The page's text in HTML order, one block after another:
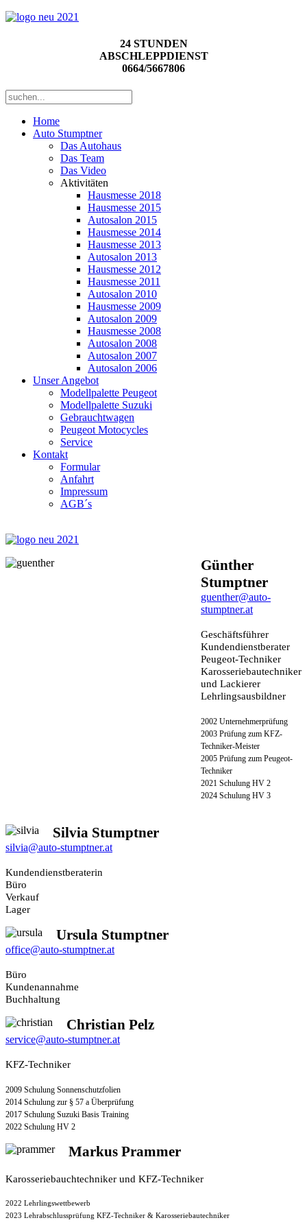
24 STUNDEN
ABSCHLEPPDIENST
0664/5667806
Home
Auto Stumptner
Das Autohaus
Das Team
Das Video
Aktivitäten
Hausmesse 2018
Hausmesse 2015
Autosalon 2015
Hausmesse 2014
Hausmesse 2013
Autosalon 2013
Hausmesse 2012
Hausmesse 2011
Autosalon 2010
Hausmesse 2009
Autosalon 2009
Hausmesse 2008
Autosalon 2008
Autosalon 2007
Autosalon 2006
Unser Angebot
Modellpalette Peugeot
Modellpalette Suzuki
Gebrauchtwagen
Peugeot Motocycles
Service
Kontakt
Formular
Anfahrt
Impressum
AGB´s
Günther
Stumptner
guenther@auto-
stumptner.at
Geschäftsführer
Kundendienstberater
Peugeot-Techniker
Karosseriebautechniker
und Lackierer
Lehrlingsausbildner
2002 Unternehmerprüfung
2003 Prüfung zum KFZ-
Techniker-Meister
2005 Prüfung zum Peugeot-
Techniker
2021 Schulung HV 2
2024 Schulung HV 3
Silvia Stumptner
silvia@auto-stumptner.at
Kundendienstberaterin
Büro
Verkauf
Lager
Ursula Stumptner
office@auto-stumptner.at
Büro
Kundenannahme
Buchhaltung
Christian Pelz
service@auto-stumptner.at
KFZ-Techniker
2009 Schulung Sonnenschutzfolien
2014 Schulung zur § 57 a Überprüfung
2017 Schulung Suzuki Basis Training
2022 Schulung HV 2
Markus Prammer
Karosseriebauchtechniker und KFZ-Techniker
2022 Lehrlingswettbewerb
2023 Lehrabschlussprüfung KFZ-Techniker & Karosseriebautechniker